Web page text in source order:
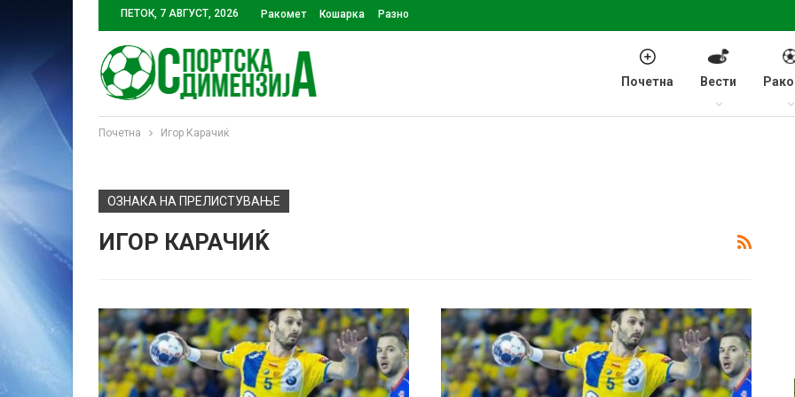
ПЕТОК, 7 АВГУСТ, 2026 Ракомет Кошарка Разно
Почетна Вести
Почетна Игор Карачиќ
ОЗНАКА НА ПРЕЛИСТУВАЊЕ
ИГОР КАРАЧИЌ